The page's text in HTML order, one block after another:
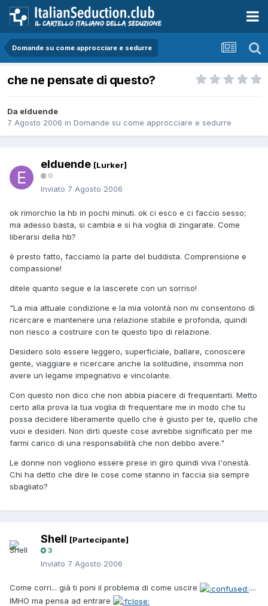
Domande su come approcciare e sedurre
che ne pensate di questo?
Da elduende
7 Agosto 2006 in Domande su come approcciare e sedurre
elduende [Lurker]
0
Inviato 7 Agosto 2006
ok rimorchio la hb in pochi minuti. ok ci esco e ci faccio sesso;
ma adesso basta, si cambia e si ha voglia di zingarate. Come
liberarsi della hb?
è presto fatto, facciamo la parte del buddista. Comprensione e
compassione!
ditele quanto segue e la lascerete con un sorriso!
"La mia attuale condizione e la mia volontà non mi consentono di
ricercare e mantenere una relazione stabile e profonda, quindi
non riesco a costruire con te questo tipo di relazione.
Desidero solo essere leggero, superficiale, ballare, conoscere
gente, viaggiare e ricercare anche la solitudine, insomma non
avere un legame impegnativo e vincolante.
Con questo non dico che non abbia piacere di frequentarti. Metto
certo alla prova la tua voglia di frequentare me in modo che tu
possa decidere liberamente quello che è giusto per te, quello che
vuoi e desideri. Non dirti queste cose avrebbe significato per me
farmi carico di una responsabilità che non debbo avere."
Le donne non vogliono essere prese in giro quindi viva l'onestà.
Chi ha detto che dire le cose come stanno in faccia sia sempre
sbagliato?
Shell [Partecipante]
3
Inviato 7 Agosto 2006
Come corri... già ti poni il problema di come uscire
....
IMHO ma pensa ad entrare